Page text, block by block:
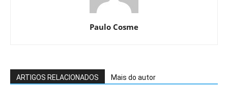
Paulo Cosme
ARTIGOS RELACIONADOS Mais do autor